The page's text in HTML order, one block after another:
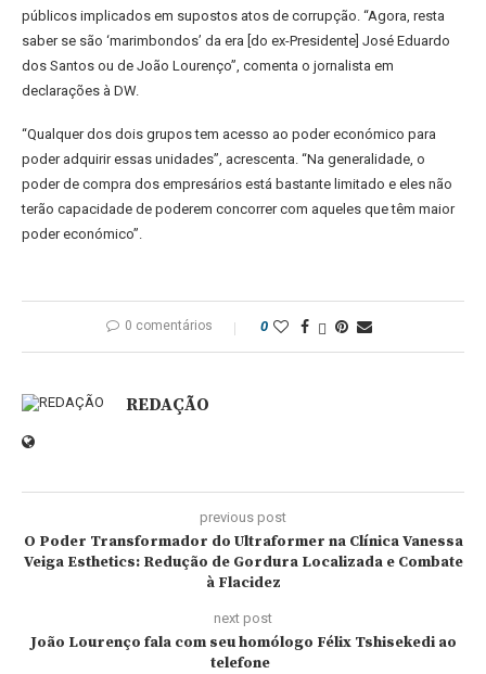
públicos implicados em supostos atos de corrupção. “Agora, resta
saber se são ‘marimbondos’ da era [do ex-Presidente] José Eduardo
dos Santos ou de João Lourenço”, comenta o jornalista em
declarações à DW.
“Qualquer dos dois grupos tem acesso ao poder económico para
poder adquirir essas unidades”, acrescenta. “Na generalidade, o
poder de compra dos empresários está bastante limitado e eles não
terão capacidade de poderem concorrer com aqueles que têm maior
poder económico”.
0 comentários 0
REDAÇÃO
previous post
O Poder Transformador do Ultraformer na Clínica Vanessa
Veiga Esthetics: Redução de Gordura Localizada e Combate
à Flacidez
next post
João Lourenço fala com seu homólogo Félix Tshisekedi ao
telefone